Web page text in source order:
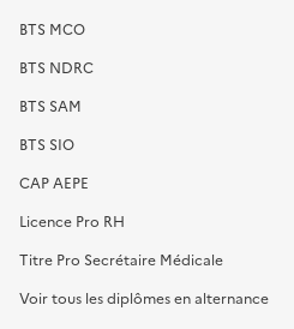
BTS MCO
BTS NDRC
BTS SAM
BTS SIO
CAP AEPE
Licence Pro RH
Titre Pro Secrétaire Médicale
Voir tous les diplômes en alternance